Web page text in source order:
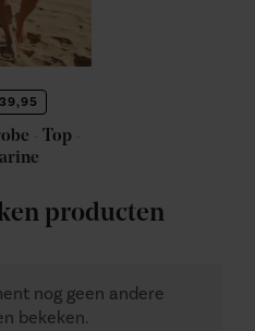
- Top -
producten
nog geen andere
bekeken.